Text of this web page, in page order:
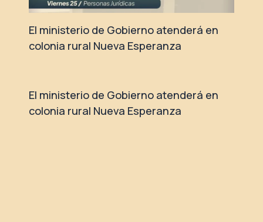
El ministerio de Gobierno atenderá en
colonia rural Nueva Esperanza
El ministerio de Gobierno atenderá en
colonia rural Nueva Esperanza